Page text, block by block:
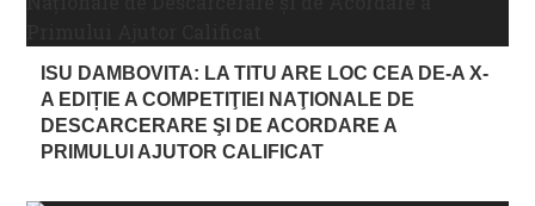
ISU DAMBOVITA: LA TITU ARE LOC CEA DE-A X-
A EDIȚIE A COMPETIŢIEI NAŢIONALE DE
DESCARCERARE ŞI DE ACORDARE A
PRIMULUI AJUTOR CALIFICAT